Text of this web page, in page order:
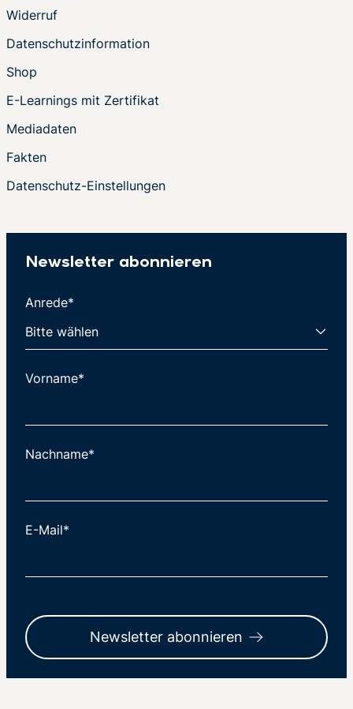
Widerruf
Datenschutzinformation
Shop
E-Learnings mit Zertifikat
Mediadaten
Fakten
Datenschutz-Einstellungen
Newsletter abonnieren
Anrede*
Vorname*
Nachname*
E-Mail*
Newsletter abonnieren